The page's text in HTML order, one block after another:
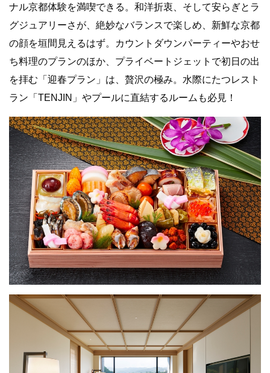
ナル京都体験を満喫できる。和洋折衷、そして安らぎとラ
グジュアリーさが、絶妙なバランスで楽しめ、新鮮な京都
の顔を垣間見えるはず。カウントダウンパーティーやおせ
ち料理のプランのほか、プライベートジェットで初日の出
を拝む「迎春プラン」は、贅沢の極み。水際にたつレスト
ラン「TENJIN」やプールに直結するルームも必見！